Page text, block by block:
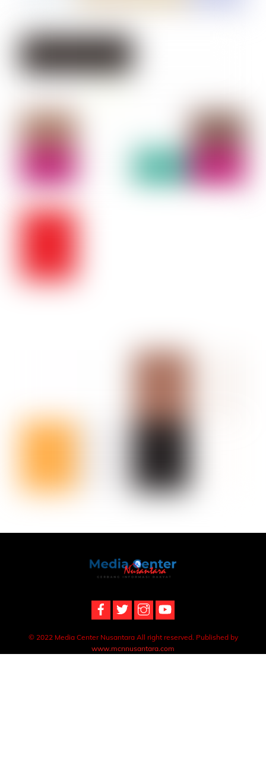
Back
To
© 2022 Media Center Nusantara All right reserved. Published by
www.mcnnusantara.com